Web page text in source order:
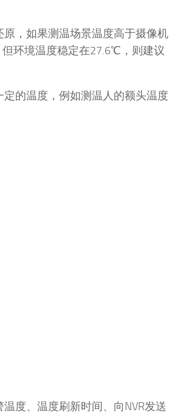
，如果测温场景温度高于摄像机
环境温度稳定在27.6℃，则建议
的温度，例如测温人的额头温度
度、温度刷新时间、向NVR发送